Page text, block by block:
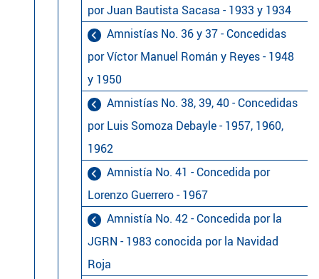
por Juan Bautista Sacasa - 1933 y 1934
Amnistías No. 36 y 37 - Concedidas
por Víctor Manuel Román y Reyes - 1948
y 1950
Amnistías No. 38, 39, 40 - Concedidas
por Luis Somoza Debayle - 1957, 1960,
1962
Amnistía No. 41 - Concedida por
Lorenzo Guerrero - 1967
Amnistía No. 42 - Concedida por la
JGRN - 1983 conocida por la Navidad
Roja